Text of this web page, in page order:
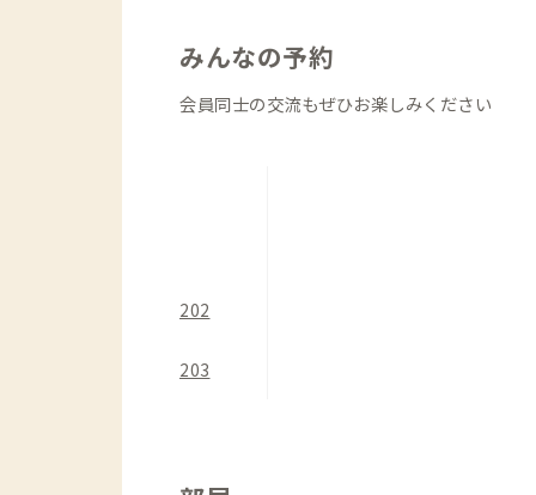
みんなの予約
会員同士の交流もぜひお楽しみください
202
203